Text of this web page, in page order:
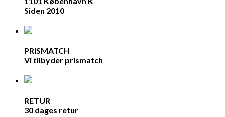
Siden 2010
PRISMATCH
Vi tilbyder prismatch
RETUR
30 dages retur